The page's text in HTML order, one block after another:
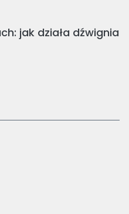
jak działa dźwignia